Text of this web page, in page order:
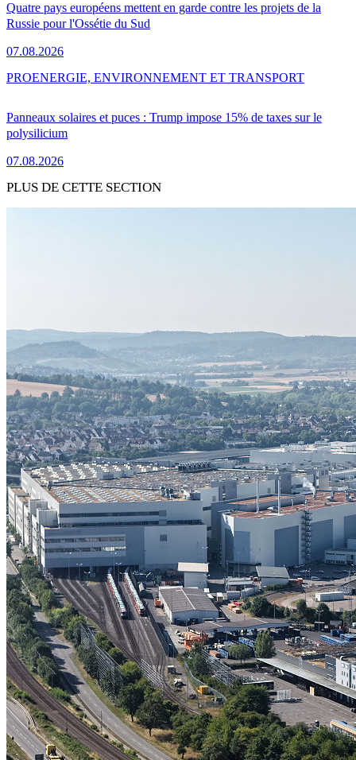
Quatre pays européens mettent en garde contre les projets de la
Russie pour l'Ossétie du Sud
07.08.2026
Panneaux solaires et puces : Trump impose 15% de taxes sur le
polysilicium
07.08.2026
PROENERGIE, ENVIRONNEMENT ET TRANSPORT
PLUS DE CETTE SECTION